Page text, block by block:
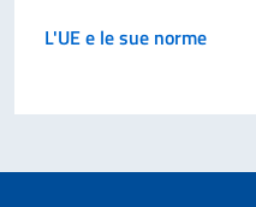
L'UE e le sue norme